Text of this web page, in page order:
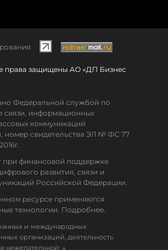
права защищены АО «ДП Бизнес
Федеральной службой по
связи, информационных
коммуникаций
номер свидетельства ЭЛ № ФС 77
при финансовой поддержке
развития, связи и
Российской Федерации.
ресурсе применяются
технологии. Подробнее.
и международных
организаций, деятельность
нежелательной: ↓